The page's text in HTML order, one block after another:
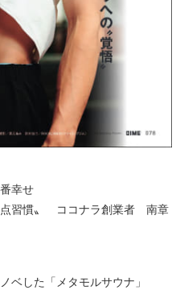
幸せ
点習慣〟 ココナラ創業者 南章
ベした「メタモルサウナ」